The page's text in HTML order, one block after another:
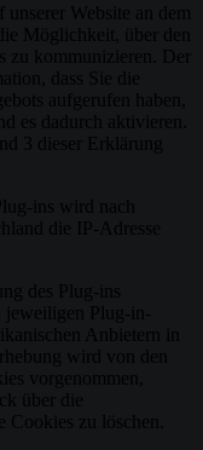
Website an dem
Möglichkeit, über den
zu kommunizieren. Der
dass Sie die
aufgerufen haben,
es dadurch aktivieren.
3 dieser Erklärung
ins wird nach
die IP-Adresse
des Plug-ins
jeweiligen Plug-in-
Anbietern in
wird von den
vorgenommen,
über die
zu löschen.